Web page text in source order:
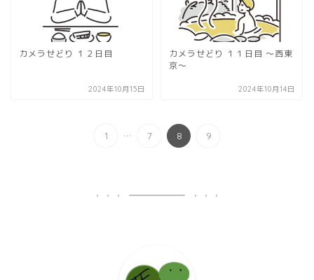
カメラせどり １２日目
2024年10月15日
カメラせどり １１日目 〜西東
京〜
2024年10月14日
1 ... 7 8 9